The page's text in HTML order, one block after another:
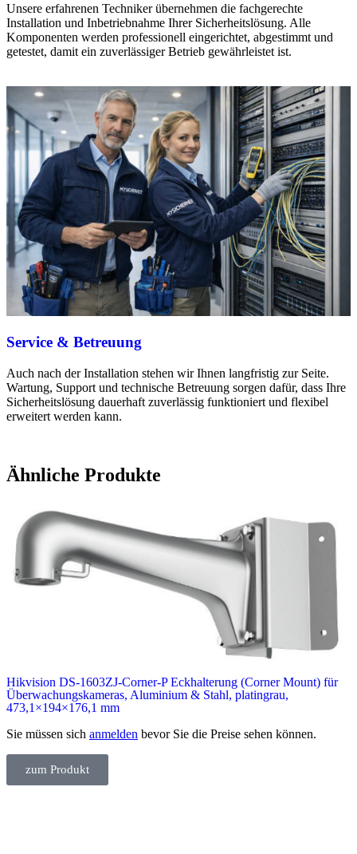
Unsere erfahrenen Techniker übernehmen die fachgerechte
Installation und Inbetriebnahme Ihrer Sicherheitslösung. Alle
Komponenten werden professionell eingerichtet, abgestimmt und
getestet, damit ein zuverlässiger Betrieb gewährleistet ist.
Service & Betreuung
Auch nach der Installation stehen wir Ihnen langfristig zur Seite.
Wartung, Support und technische Betreuung sorgen dafür, dass Ihre
Sicherheitslösung dauerhaft zuverlässig funktioniert und flexibel
erweitert werden kann.
Ähnliche Produkte
Hikvision DS-1603ZJ-Corner-P Eckhalterung (Corner Mount) für
Überwachungskameras, Aluminium & Stahl, platingrau,
473,1×194×176,1 mm
Sie müssen sich anmelden bevor Sie die Preise sehen können.
zum Produkt